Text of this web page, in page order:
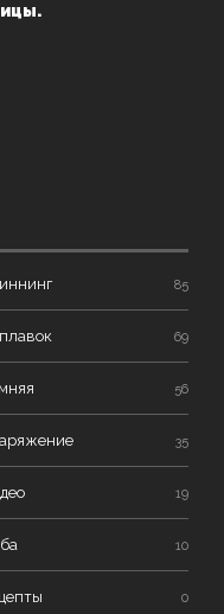
85
69
56
35
19
10
0